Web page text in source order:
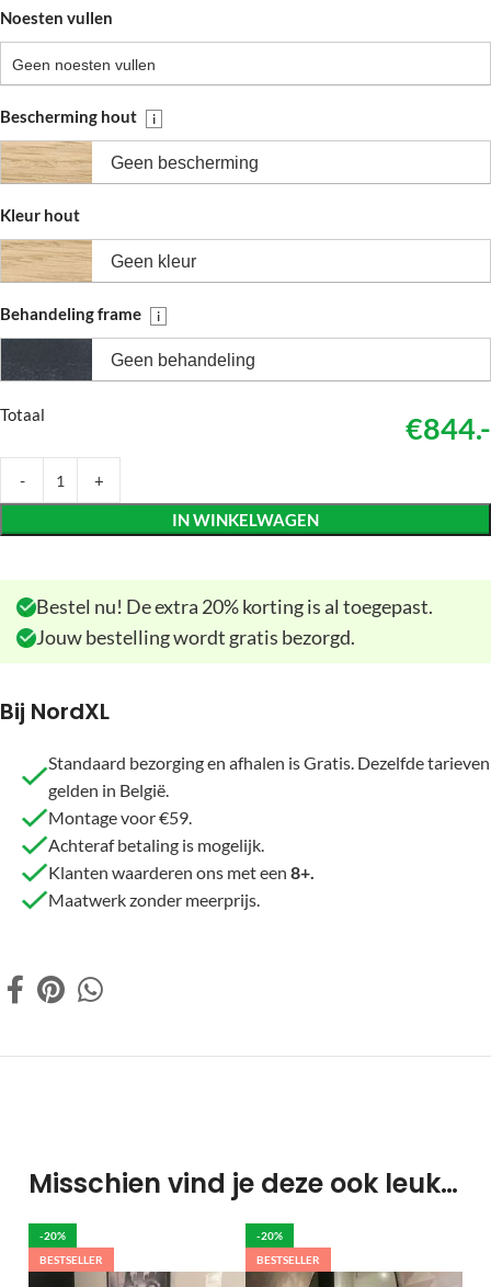
Noesten vullen
Geen noesten vullen
Bescherming hout i
Geen bescherming
Kleur hout
Geen kleur
Behandeling frame i
Geen behandeling
Totaal €844.-
IN WINKELWAGEN
Bestel nu! De extra 20% korting is al toegepast.
Jouw bestelling wordt gratis bezorgd.
Bij NordXL
Standaard bezorging en afhalen is Gratis. Dezelfde tarieven
gelden in België.
Montage voor €59.
Achteraf betaling is mogelijk.
Klanten waarderen ons met een 8+.
Maatwerk zonder meerprijs.
Misschien vind je deze ook leuk…
-20%
BESTSELLER
-20%
BESTSELLER